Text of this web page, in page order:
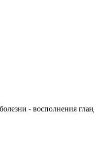
- восполнения